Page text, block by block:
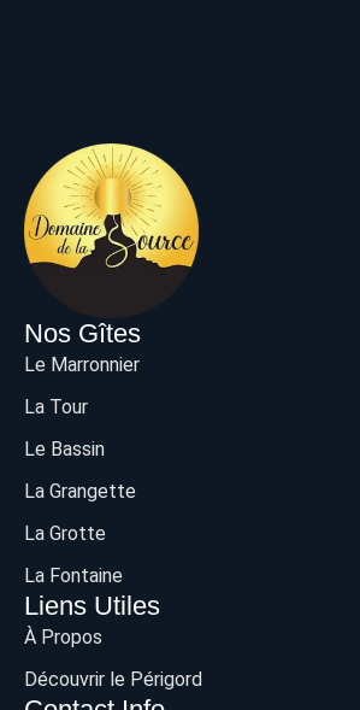
Nos Gîtes
Le Marronnier
La Tour
Le Bassin
La Grangette
La Grotte
La Fontaine
Liens Utiles
À Propos
Découvrir le Périgord